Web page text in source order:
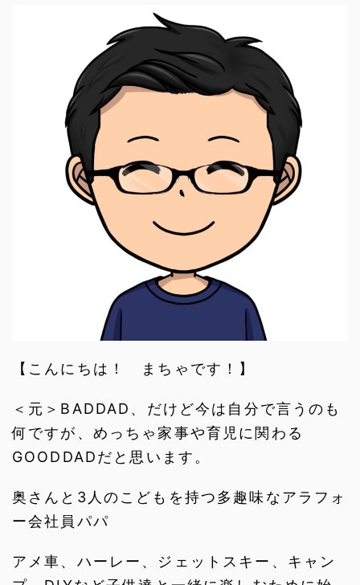
【こんにちは！ まちゃです！】
＜元＞BADDAD、だけど今は自分で言うのも
何ですが、めっちゃ家事や育児に関わる
GOODDADだと思います。
奥さんと3人のこどもを持つ多趣味なアラフォ
ー会社員パパ
アメ車、ハーレー、ジェットスキー、キャン